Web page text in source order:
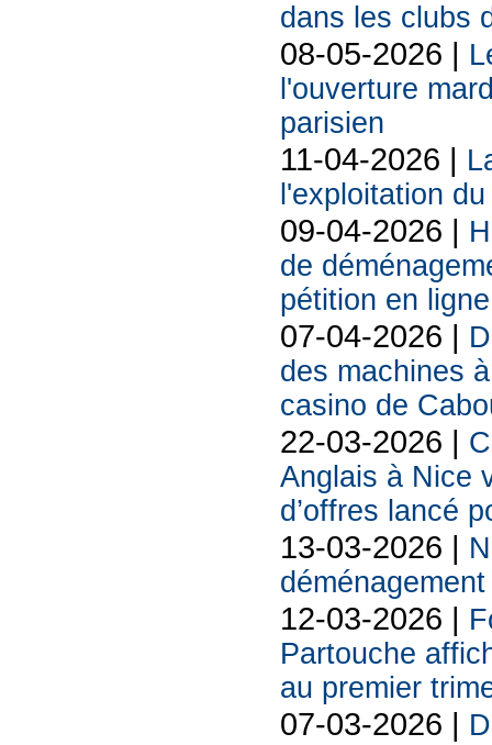
dans les clubs
08-05-2026 |
l'ouverture
parisien
11-04-2026 |
l'exploitation
09-04-2026 |
de
pétition en ligne
07-04-2026 |
des machines
casino de
22-03-2026 |
Anglais à Nice
d’offres lancé
13-03-2026 |
12-03-2026 |
Partouche
au premier
07-03-2026 |